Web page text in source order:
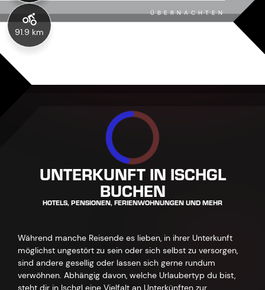
91.9 km
ÜBERNACHTEN
UNTERKUNFT IN ISCHGL
BUCHEN
HOTELS, PENSIONEN, FERIENWOHNUNGEN UND MEHR
Während manche Reisende es lieben, in ihrer Unterkunft
möglichst ungestört zu sein oder sich selbst zu versorgen,
sind andere gesellig oder lassen sich gerne rundum
verwöhnen. Abhängig davon, welche Urlaubertyp du bist,
steht dir in Ischgl eine Vielfalt an Unterkünften zur